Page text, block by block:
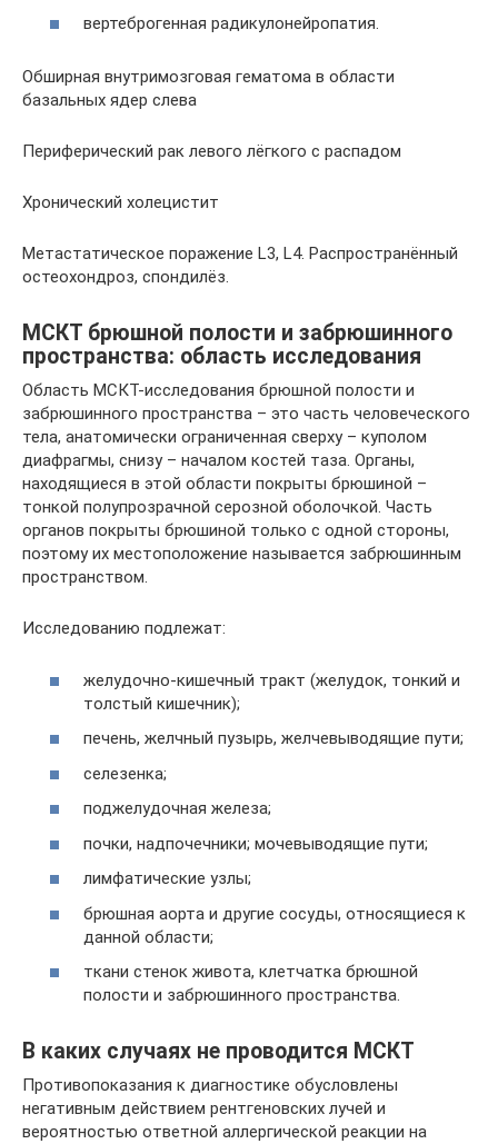
вертеброгенная радикулонейропатия.
Обширная внутримозговая гематома в области
базальных ядер слева
Периферический рак левого лёгкого с распадом
Хронический холецистит
Метастатическое поражение L3, L4. Распространённый
остеохондроз, спондилёз.
МСКТ брюшной полости и забрюшинного
пространства: область исследования
Область МСКТ-исследования брюшной полости и
забрюшинного пространства – это часть человеческого
тела, анатомически ограниченная сверху – куполом
диафрагмы, снизу – началом костей таза. Органы,
находящиеся в этой области покрыты брюшиной –
тонкой полупрозрачной серозной оболочкой. Часть
органов покрыты брюшиной только с одной стороны,
поэтому их местоположение называется забрюшинным
пространством.
Исследованию подлежат:
желудочно-кишечный тракт (желудок, тонкий и
толстый кишечник);
печень, желчный пузырь, желчевыводящие пути;
селезенка;
поджелудочная железа;
почки, надпочечники; мочевыводящие пути;
лимфатические узлы;
брюшная аорта и другие сосуды, относящиеся к
данной области;
ткани стенок живота, клетчатка брюшной
полости и забрюшинного пространства.
В каких случаях не проводится МСКТ
Противопоказания к диагностике обусловлены
негативным действием рентгеновских лучей и
вероятностью ответной аллергической реакции на